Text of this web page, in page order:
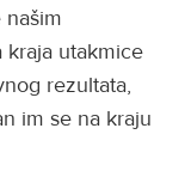
kraja utakmice
rezultata,
im se na kraju